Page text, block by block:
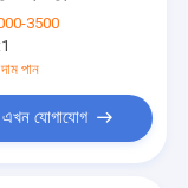
3500
1
পান
এখন যোগাযোগ